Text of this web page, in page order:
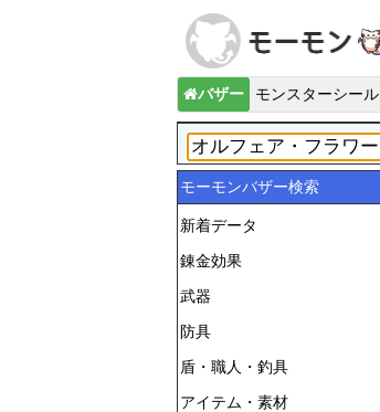
バザー モンスターシール
モーモンバザー検索
新着データ
錬金効果
武器
防具
盾・職人・釣具
アイテム・素材